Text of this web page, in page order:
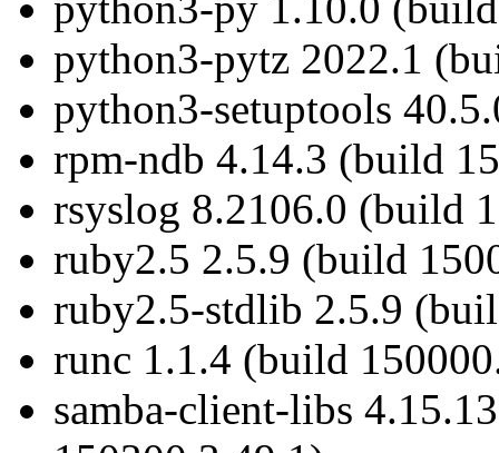
python3-pytz 2022.1
python3-setuptools
rpm-ndb 4.14.3 (build
rsyslog 8.2106.0 (build
ruby2.5 2.5.9 (build
ruby2.5-stdlib 2.5.9
runc 1.1.4 (build
samba-client-libs